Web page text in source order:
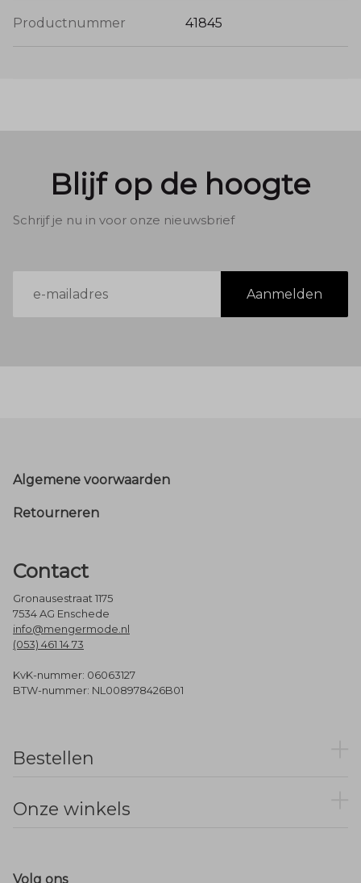
Productnummer 41845
Blijf op de hoogte
Schrijf je nu in voor onze nieuwsbrief
mailadres
Aanmelden
Footer
Algemene voorwaarden
Retourneren
Contact
Gronausestraat 1175
7534 AG Enschede
info@mengermode.nl
(053) 461 14 73
KvK-nummer: 06063127
BTW-nummer: NL008978426B01
Bestellen
Onze winkels
Volg ons